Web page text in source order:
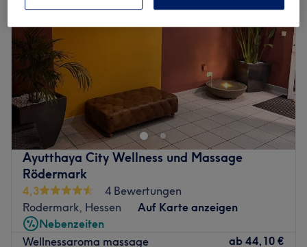
Ayutthaya City Wellness und Massage
Rödermark
4,3
4 Bewertungen
Rodermark, Hessen
Auf Karte anzeigen
Nebenzeiten
Wellnessaroma massage
ab 44,10 €